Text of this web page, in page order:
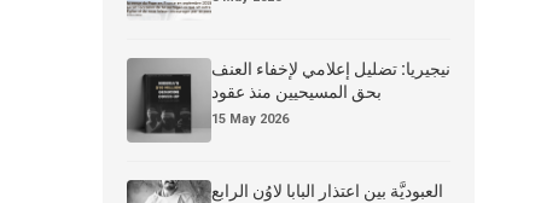
نيجيريا: تضليل إعلامي لإخفاء العنف
بحق المسيحيين منذ عقود
15 May 2026
العبوديَّة بين اعتذار البابا لاوُن الرابع